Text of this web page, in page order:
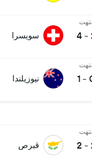
-
4 سويسرا
-
1 نيوزيلندا
-
2 قبرص